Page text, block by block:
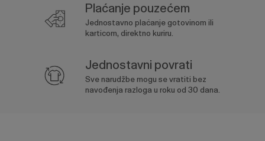
Plaćanje pouzećem
Jednostavno plaćanje gotovinom ili
karticom, direktno kuriru.
Jednostavni povrati
Sve narudžbe mogu se vratiti bez
navođenja razloga u roku od 30 dana.